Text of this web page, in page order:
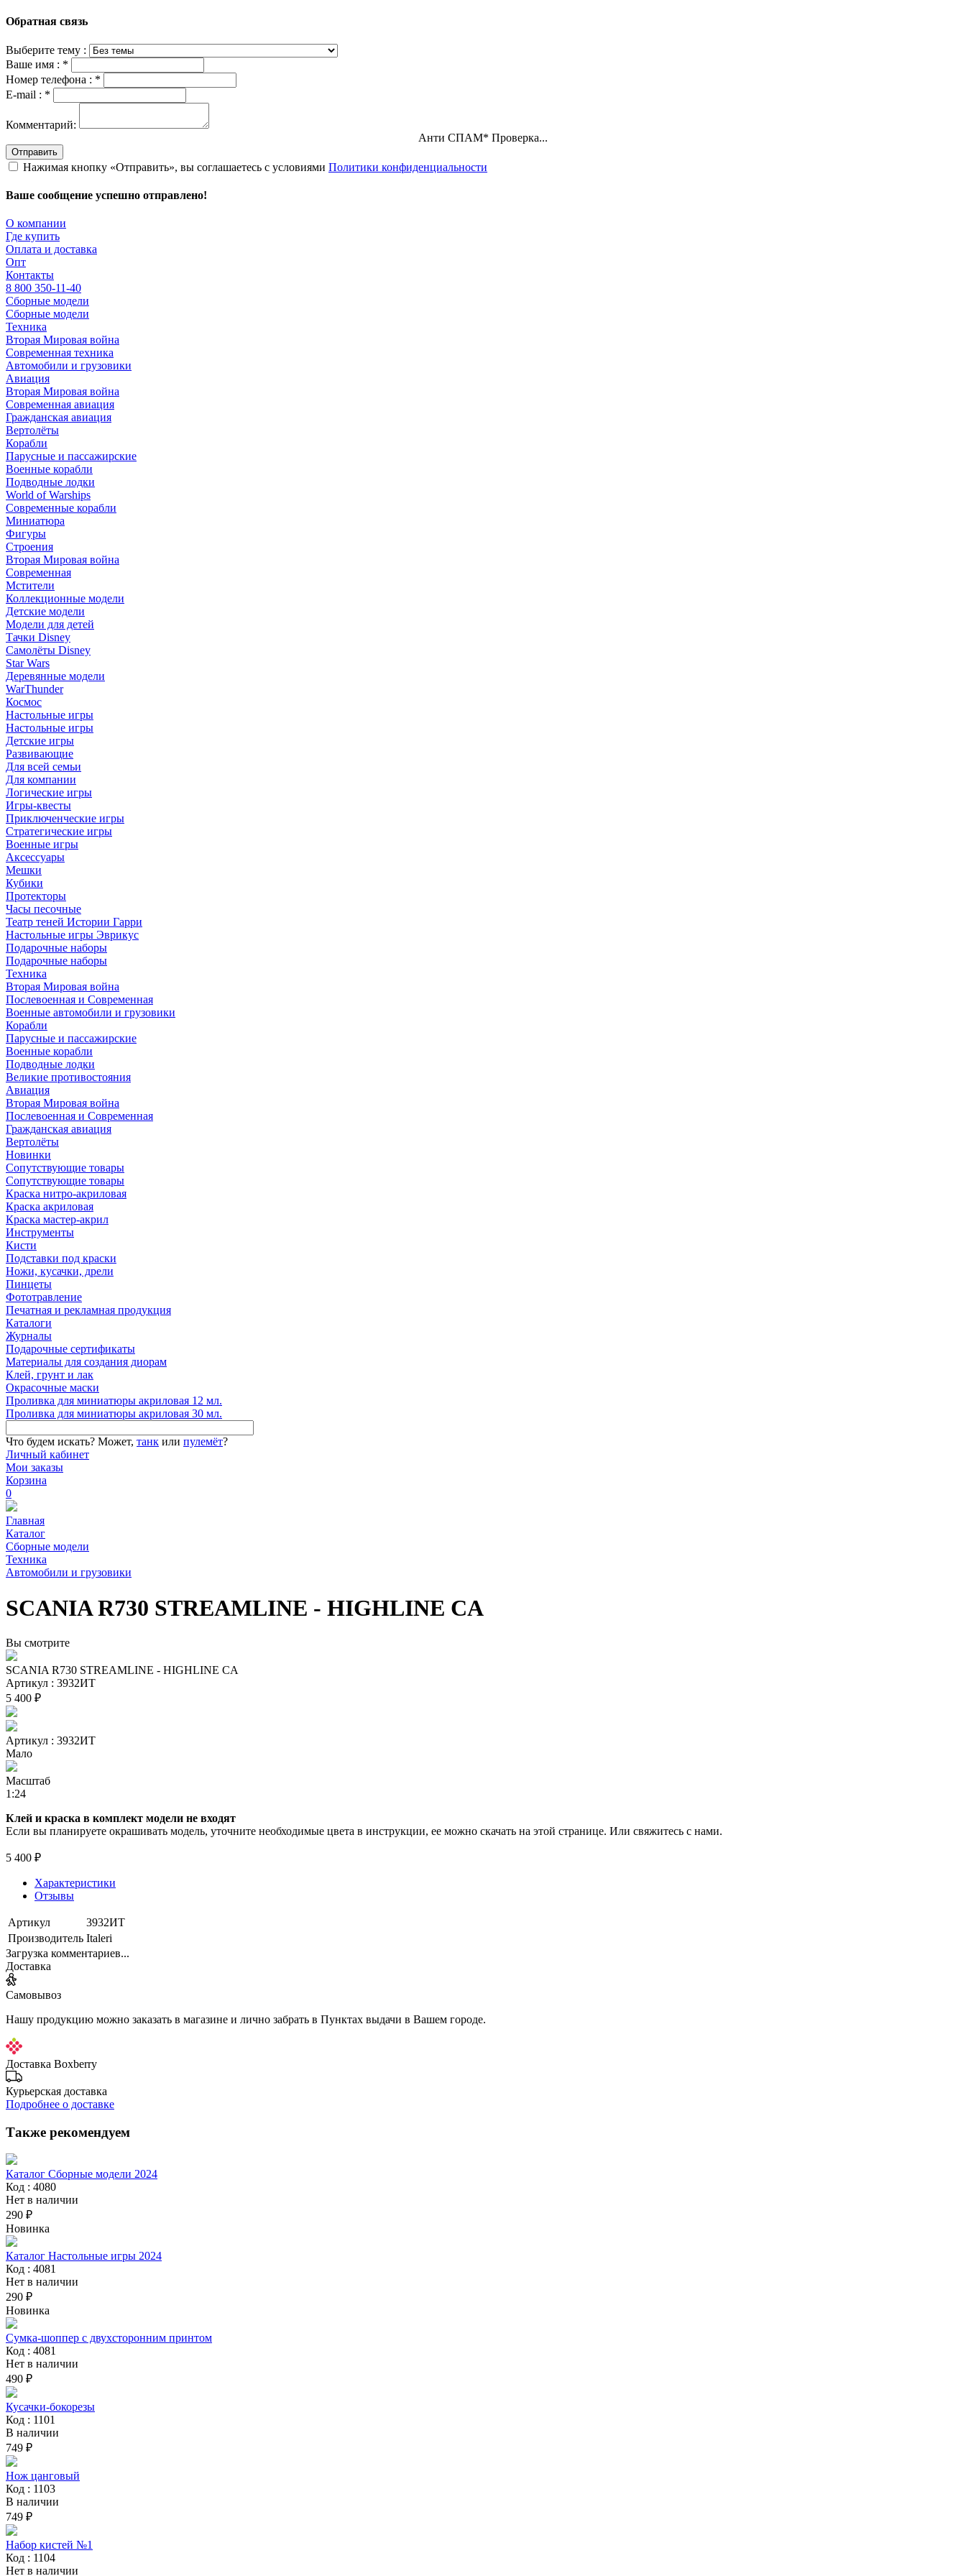
Обратная связь
Выберите тему :
Ваше имя : *
Номер телефона : *
E-mail : *
Комментарий:
Анти СПАМ* Проверка...
Отправить
Нажимая кнопку «Отправить», вы соглашаетесь с условиями Политики конфиденциальности
Ваше сообщение успешно отправлено!
О компании
Где купить
Оплата и доставка
Опт
Контакты
8 800 350-11-40
Сборные модели
Сборные модели
Техника
Вторая Мировая война
Современная техника
Автомобили и грузовики
Авиация
Вторая Мировая война
Современная авиация
Гражданская авиация
Вертолёты
Корабли
Парусные и пассажирские
Военные корабли
Подводные лодки
World of Warships
Современные корабли
Миниатюра
Фигуры
Строения
Вторая Мировая война
Современная
Мстители
Коллекционные модели
Детские модели
Модели для детей
Тачки Disney
Самолёты Disney
Star Wars
Деревянные модели
WarThunder
Космос
Настольные игры
Настольные игры
Детские игры
Развивающие
Для всей семьи
Для компании
Логические игры
Игры-квесты
Приключенческие игры
Стратегические игры
Военные игры
Аксессуары
Мешки
Кубики
Протекторы
Часы песочные
Театр теней Истории Гарри
Настольные игры Эврикус
Подарочные наборы
Подарочные наборы
Техника
Вторая Мировая война
Послевоенная и Современная
Военные автомобили и грузовики
Корабли
Парусные и пассажирские
Военные корабли
Подводные лодки
Великие противостояния
Авиация
Вторая Мировая война
Послевоенная и Современная
Гражданская авиация
Вертолёты
Новинки
Сопутствующие товары
Сопутствующие товары
Краска нитро-акриловая
Краска акриловая
Краска мастер-акрил
Инструменты
Кисти
Подставки под краски
Ножи, кусачки, дрели
Пинцеты
Фототравление
Печатная и рекламная продукция
Каталоги
Журналы
Подарочные сертификаты
Материалы для создания диорам
Клей, грунт и лак
Окрасочные маски
Проливка для миниатюры акриловая 12 мл.
Проливка для миниатюры акриловая 30 мл.
Что будем искать? Может, танк или пулемёт?
Личный кабинет
Мои заказы
Корзина
0
Главная
Каталог
Сборные модели
Техника
Автомобили и грузовики
SCANIA R730 STREAMLINE - HIGHLINE CA
Вы смотрите
SCANIA R730 STREAMLINE - HIGHLINE CA
Артикул : 3932ИТ
5 400 ₽
Артикул : 3932ИТ
Мало
Масштаб
1:24
Клей и краска в комплект модели не входят
Если вы планируете окрашивать модель, уточните необходимые цвета в инструкции, ее можно скачать на этой странице. Или свяжитесь с нами.
5 400 ₽
Характеристики
Отзывы
Артикул
3932ИТ
Производитель Italeri
Загрузка комментариев...
Доставка
Самовывоз
Нашу продукцию можно заказать в магазине и лично забрать в Пунктах выдачи в Вашем городе.
Доставка Boxberry
Курьерская доставка
Подробнее о доставке
Также рекомендуем
Каталог Сборные модели 2024
Код : 4080
Нет в наличии
290 ₽
Новинка
Каталог Настольные игры 2024
Код : 4081
Нет в наличии
290 ₽
Новинка
Сумка-шоппер с двухсторонним принтом
Код : 4081
Нет в наличии
490 ₽
Кусачки-бокорезы
Код : 1101
В наличии
749 ₽
Нож цанговый
Код : 1103
В наличии
749 ₽
Набор кистей №1
Код : 1104
Нет в наличии